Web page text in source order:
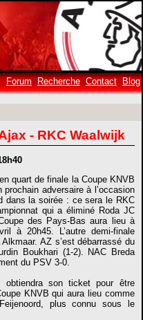
Forum Recherche Contact Blog
- RKC Waalwijk
quart de finale la Coupe KNVB
adversaire à l’occasion
dans la soirée : ce sera le RKC
qui a éliminé Roda JC
des Pays-Bas aura lieu à
à 20h45. L’autre demi-finale
AZ s’est débarrassé du
Boukhari (1-2). NAC Breda
du PSV 3-0.
obtiendra son ticket pour être
KNVB qui aura lieu comme
plus connu sous le